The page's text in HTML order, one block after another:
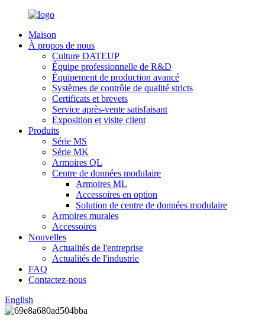
Maison
À propos de nous
Culture DATEUP
Équipe professionnelle de R&D
Équipement de production avancé
Systèmes de contrôle de qualité stricts
Certificats et brevets
Service après-vente satisfaisant
Exposition et visite client
Produits
Série MS
Série MK
Armoires QL
Centre de données modulaire
Armoires ML
Accessoires en option
Solution de centre de données modulaire
Armoires murales
Accessoires
Nouvelles
Actualités de l'entreprise
Actualités de l'industrie
FAQ
Contactez-nous
English